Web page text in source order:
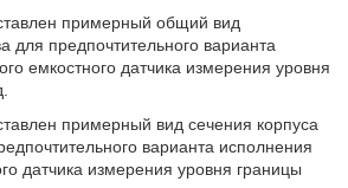
примерный общий вид
для предпочтительного варианта
емкостного датчика измерения уровня
примерный вид сечения корпуса
варианта исполнения
датчика измерения уровня границы